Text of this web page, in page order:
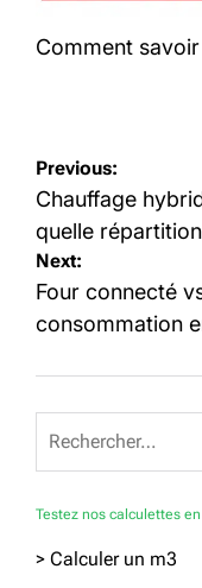
Comment
Navigation
de
l’article
Previous:
Chauffage
quelle
Next:
Four connecté
consommation
Testez nos calculettes
> Calculer un m3